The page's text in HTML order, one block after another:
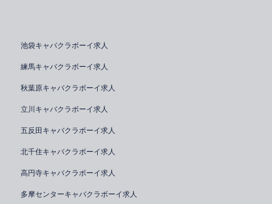
池袋キャバクラボーイ求人
練馬キャバクラボーイ求人
秋葉原キャバクラボーイ求人
立川キャバクラボーイ求人
五反田キャバクラボーイ求人
北千住キャバクラボーイ求人
高円寺キャバクラボーイ求人
多摩センターキャバクラボーイ求人